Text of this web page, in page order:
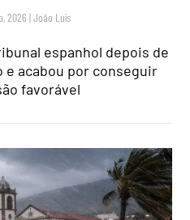
2026 |João Luís
espanhol depois de
acabou por conseguir
favorável